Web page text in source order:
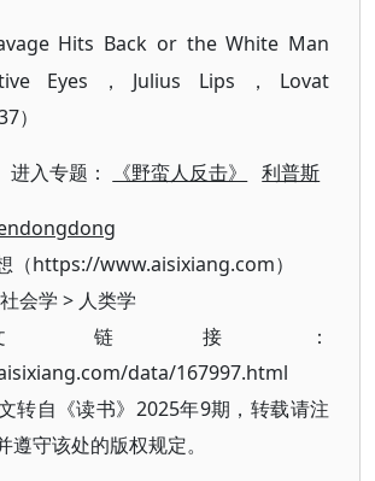
Hits Back or the White Man
Eyes，Julius Lips，Lovat
）
进入专题： 《野蛮人反击》 利普斯
（https://www.aisixiang.com）
社会学 > 人类学
链接：
data/167997.html
转自《读书》2025年9期，转载请注
遵守该处的版权规定。